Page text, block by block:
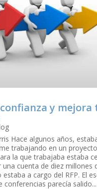
y mejora
Hace algunos años,
trabajando en un
la que trabajaba estaba
cuenta de diez millones
estaba a cargo del RFP. El
conferencias parecía salido...